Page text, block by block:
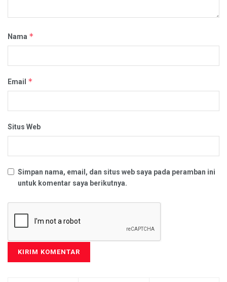
Nama *
Email *
Situs Web
Simpan nama, email, dan situs web saya pada peramban ini
untuk komentar saya berikutnya.